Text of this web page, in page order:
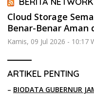
Cloud Storage
Benar-Benar Aman
Kamis, 09 Jul 2026 - 10:17
ARTIKEL PENTING
– BIODATA GUBERNUR